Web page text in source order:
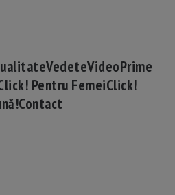
VedeteVideoPrime
Pentru FemeiClick!
Contact